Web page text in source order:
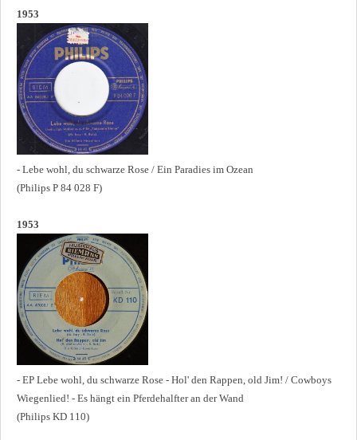
1953
- Lebe wohl, du schwarze Rose / Ein Paradies im Ozean
(Philips P 84 028 F)
1953
- EP Lebe wohl, du schwarze Rose - Hol' den Rappen, old Jim! / Cowboys
Wiegenlied! - Es hängt ein Pferdehalfter an der Wand
(Philips KD 110)